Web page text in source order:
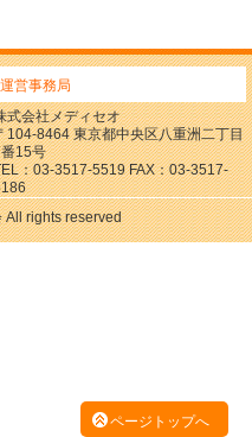
ページトップへ
運営事務局
式会社メディセオ
104-8464 東京都中央区八重洲二丁目
15号
：03-3517-5519 FAX：03-3517-
All rights reserved